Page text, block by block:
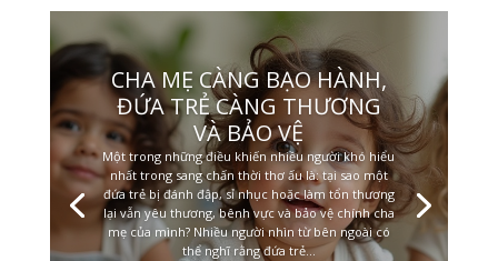
CHA MẸ CÀNG BẠO HÀNH,
ĐỨA TRẺ CÀNG THƯƠNG
VÀ BẢO VỆ
Một trong những điều khiến nhiều người khó hiểu
nhất trong sang chấn thời thơ ấu là: tại sao một
đứa trẻ bị đánh đập, sỉ nhục hoặc làm tổn thương
lại vẫn yêu thương, bênh vực và bảo vệ chính cha
mẹ của mình? Nhiều người nhìn từ bên ngoài có
thể nghĩ rằng đứa trẻ...